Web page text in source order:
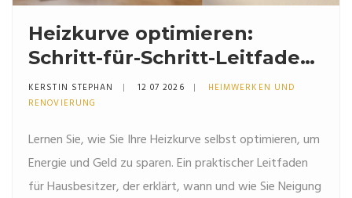
Heizkurve optimieren:
Schritt-für-Schritt-Leitfaden
für mehr Effizienz
KERSTIN STEPHAN 12 07 2026
HEIMWERKEN UND
RENOVIERUNG
Lernen Sie, wie Sie Ihre Heizkurve selbst optimieren, um
Energie und Geld zu sparen. Ein praktischer Leitfaden
für Hausbesitzer, der erklärt, wann und wie Sie Neigung